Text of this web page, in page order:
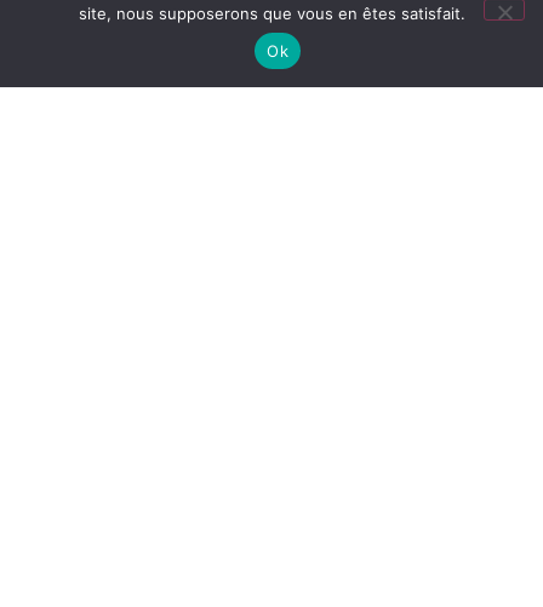
intérieure assise que peu de vans compacts peuvent
offrir. Le tout est réalisé intégralement dans notre
atelier d’aménagement de van compact sur-mesureà
site, nous supposerons que vous en êtes satisfait.
Ok